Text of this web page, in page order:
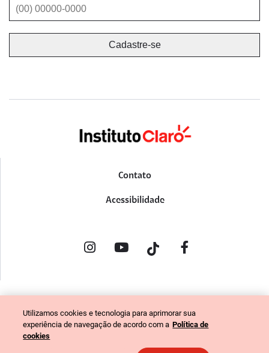
Contato
Acessibilidade
PORTAL DE DENÚNCIAS
CÓDIGO DE ÉTICA (COLABORADORES)
Utilizamos cookies e tecnologia para aprimorar sua
experiência de navegação de acordo com a Política de
cookies